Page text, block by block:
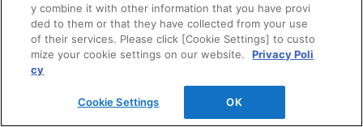
修理・点検
お問い合わせ
y combine it with other information that you have provi
ded to them or that they have collected from your use
of their services. Please click [Cookie Settings] to custo
mize your cookie settings on our website.
Privacy Poli
cy
Cookie Settings OK